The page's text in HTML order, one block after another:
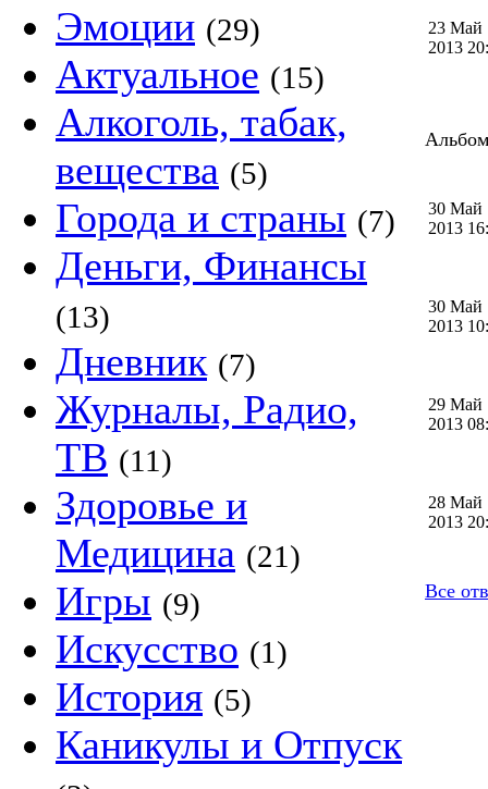
Эмоции (29)
Актуальное (15)
Алкоголь, табак,
вещества (5)
Города и страны (7)
Деньги, Финансы
(13)
Дневник (7)
Журналы, Радио,
ТВ (11)
Здоровье и
Медицина (21)
Игры (9)
Искусство (1)
История (5)
Каникулы и Отпуск
23 Май
2013
30 Май
2013
30 Май
2013
29 Май
2013
28 Май
2013
Все